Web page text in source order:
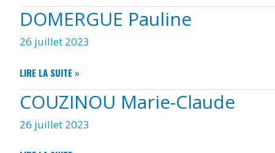
FLORENCE
DOMERGUE Pauline
26 juillet 2023
DOMERGUE
LIRE LA SUITE »
COUZINOU Marie-Claude
26 juillet 2023